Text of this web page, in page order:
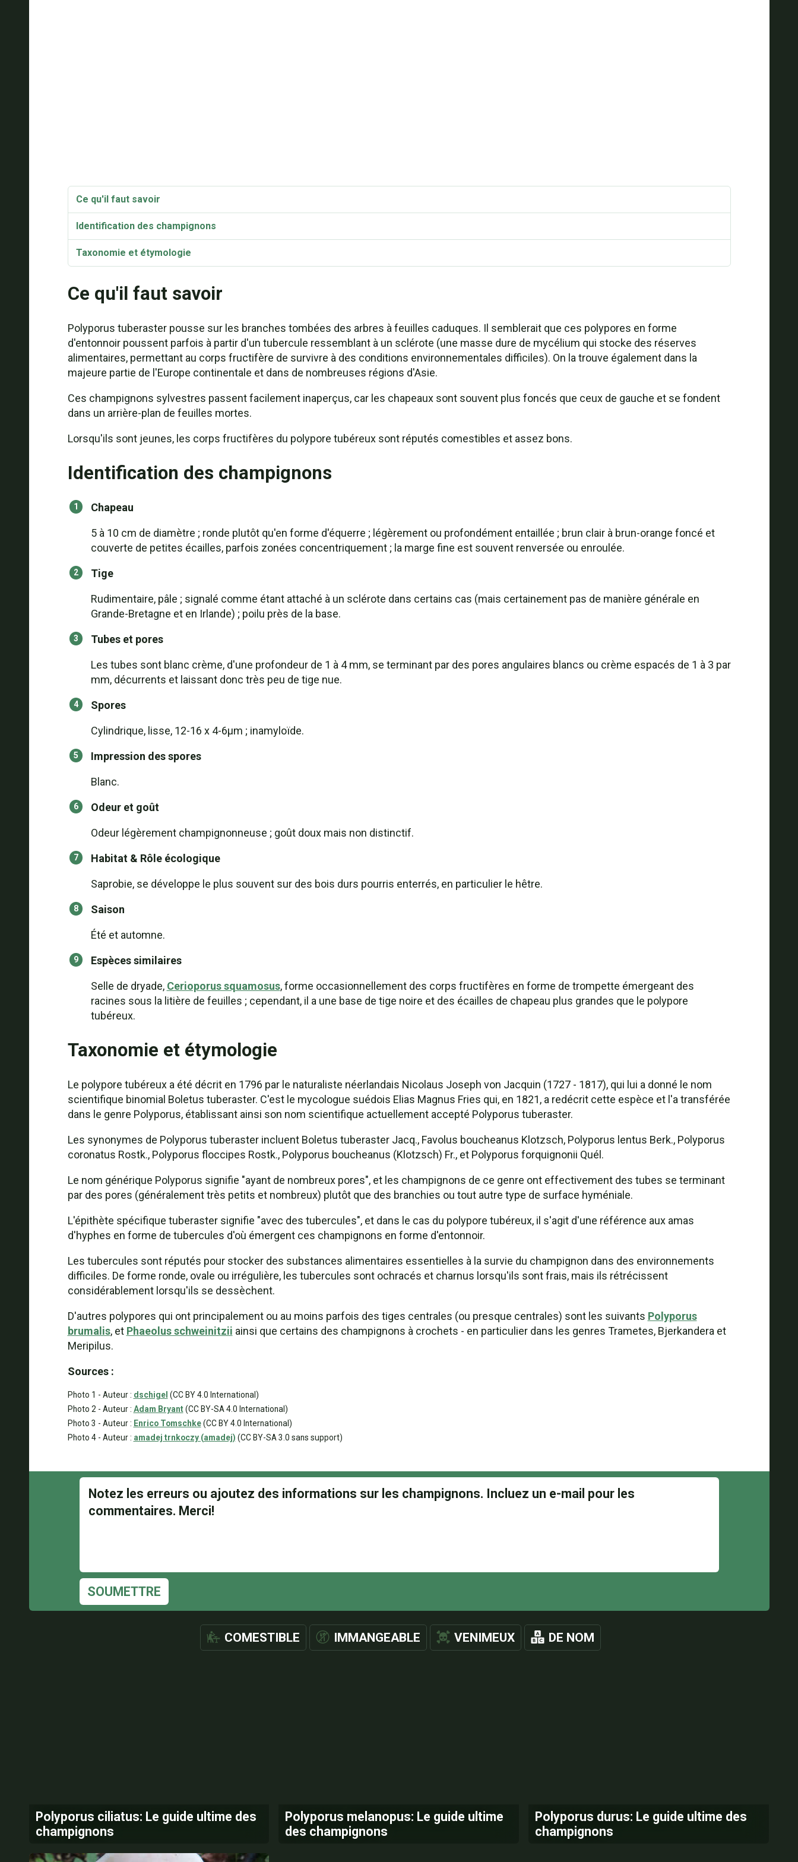
Ce qu'il faut savoir
Identification des champignons
Taxonomie et étymologie
Ce qu'il faut savoir
Polyporus tuberaster pousse sur les branches tombées des arbres à feuilles caduques. Il semblerait que ces polypores en forme
d'entonnoir poussent parfois à partir d'un tubercule ressemblant à un sclérote (une masse dure de mycélium qui stocke des réserves
alimentaires, permettant au corps fructifère de survivre à des conditions environnementales difficiles). On la trouve également dans la
majeure partie de l'Europe continentale et dans de nombreuses régions d'Asie.
Ces champignons sylvestres passent facilement inaperçus, car les chapeaux sont souvent plus foncés que ceux de gauche et se fondent
dans un arrière-plan de feuilles mortes.
Lorsqu'ils sont jeunes, les corps fructifères du polypore tubéreux sont réputés comestibles et assez bons.
Identification des champignons
Chapeau
5 à 10 cm de diamètre ; ronde plutôt qu'en forme d'équerre ; légèrement ou profondément entaillée ; brun clair à brun-orange foncé et
couverte de petites écailles, parfois zonées concentriquement ; la marge fine est souvent renversée ou enroulée.
Tige
Rudimentaire, pâle ; signalé comme étant attaché à un sclérote dans certains cas (mais certainement pas de manière générale en
Grande-Bretagne et en Irlande) ; poilu près de la base.
Tubes et pores
Les tubes sont blanc crème, d'une profondeur de 1 à 4 mm, se terminant par des pores angulaires blancs ou crème espacés de 1 à 3 par
mm, décurrents et laissant donc très peu de tige nue.
Spores
Cylindrique, lisse, 12-16 x 4-6µm ; inamyloïde.
Impression des spores
Blanc.
Odeur et goût
Odeur légèrement champignonneuse ; goût doux mais non distinctif.
Habitat & Rôle écologique
Saprobie, se développe le plus souvent sur des bois durs pourris enterrés, en particulier le hêtre.
Saison
Été et automne.
Espèces similaires
Selle de dryade, Cerioporus squamosus, forme occasionnellement des corps fructifères en forme de trompette émergeant des
racines sous la litière de feuilles ; cependant, il a une base de tige noire et des écailles de chapeau plus grandes que le polypore
tubéreux.
Taxonomie et étymologie
Le polypore tubéreux a été décrit en 1796 par le naturaliste néerlandais Nicolaus Joseph von Jacquin (1727 - 1817), qui lui a donné le nom
scientifique binomial Boletus tuberaster. C'est le mycologue suédois Elias Magnus Fries qui, en 1821, a redécrit cette espèce et l'a transférée
dans le genre Polyporus, établissant ainsi son nom scientifique actuellement accepté Polyporus tuberaster.
Les synonymes de Polyporus tuberaster incluent Boletus tuberaster Jacq., Favolus boucheanus Klotzsch, Polyporus lentus Berk., Polyporus
coronatus Rostk., Polyporus floccipes Rostk., Polyporus boucheanus (Klotzsch) Fr., et Polyporus forquignonii Quél.
Le nom générique Polyporus signifie "ayant de nombreux pores", et les champignons de ce genre ont effectivement des tubes se terminant
par des pores (généralement très petits et nombreux) plutôt que des branchies ou tout autre type de surface hyméniale.
L'épithète spécifique tuberaster signifie "avec des tubercules", et dans le cas du polypore tubéreux, il s'agit d'une référence aux amas
d'hyphes en forme de tubercules d'où émergent ces champignons en forme d'entonnoir.
Les tubercules sont réputés pour stocker des substances alimentaires essentielles à la survie du champignon dans des environnements
difficiles. De forme ronde, ovale ou irrégulière, les tubercules sont ochracés et charnus lorsqu'ils sont frais, mais ils rétrécissent
considérablement lorsqu'ils se dessèchent.
D'autres polypores qui ont principalement ou au moins parfois des tiges centrales (ou presque centrales) sont les suivants Polyporus
brumalis, et Phaeolus schweinitzii ainsi que certains des champignons à crochets - en particulier dans les genres Trametes, Bjerkandera et
Meripilus.
Sources :
Photo 1 - Auteur : dschigel (CC BY 4.0 International)
Photo 2 - Auteur : Adam Bryant(CC BY-SA 4.0 International)
Photo 3 - Auteur : Enrico Tomschke(CC BY 4.0 International)
Photo 4 - Auteur : amadej trnkoczy (amadej) (CC BY-SA 3.0 sans support)
SOUMETTRE
COMESTIBLE IMMANGEABLE VENIMEUX DE NOM
Polyporus ciliatus: Le guide ultime des
champignons
Polyporus melanopus: Le guide ultime
des champignons
Polyporus durus: Le guide ultime des
champignons